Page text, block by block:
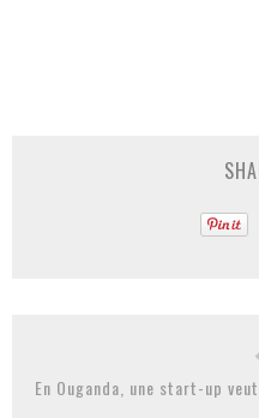
En Ouganda, une start-up